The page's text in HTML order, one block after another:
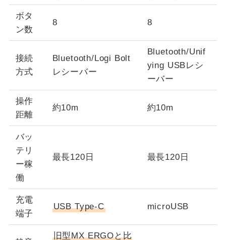
ボタ
ン数
8 8
接続
方式
Bluetooth/Logi Bolt
レシーバー
Bluetooth/Unif
ying USBレシ
ーバー
操作
距離
約10m 約10m
バッ
テリ
ー稼
働
最長120日 最長120日
充電
端子
USB Type-C microUSB
旧型MX ERGOと比